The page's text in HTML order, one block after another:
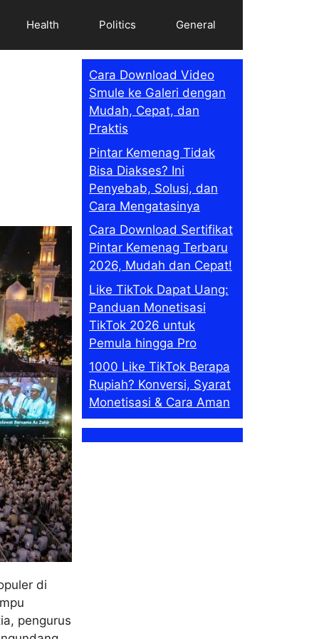
Health Politics General
di
pengurus
Cara Download Video
Smule ke Galeri dengan
Mudah, Cepat, dan
Praktis
Pintar Kemenag Tidak
Bisa Diakses? Ini
Penyebab, Solusi, dan
Cara Mengatasinya
Cara Download Sertifikat
Pintar Kemenag Terbaru
2026, Mudah dan Cepat!
Like TikTok Dapat Uang:
Panduan Monetisasi
TikTok 2026 untuk
Pemula hingga Pro
1000 Like TikTok Berapa
Rupiah? Konversi, Syarat
Monetisasi & Cara Aman